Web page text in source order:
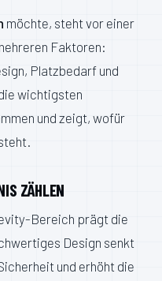
möchte, steht vor einer
Faktoren:
Platzbedarf und
wichtigsten
und zeigt, wofür
ZÄHLEN
Bereich prägt die
Design senkt
und erhöht die